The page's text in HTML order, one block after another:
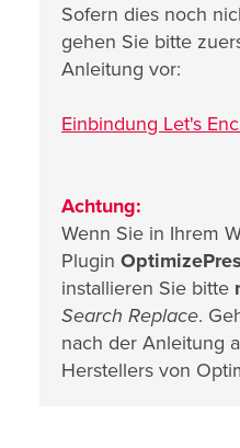
Sofern dies noch
gehen Sie bitte
Anleitung vor:
Einbindung Let's
Achtung:
Wenn Sie in Ihrem
Plugin
installieren Sie bitte
Search Replace.
nach der Anleitung
Herstellers von